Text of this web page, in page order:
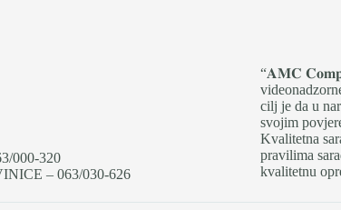
000-320
– 063/030-626
“𝐀𝐌𝐂
cilj je da u
svojim
Kvalitetna
pravilima
kvalitetnu